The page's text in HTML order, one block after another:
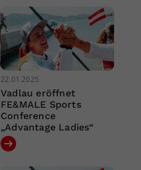
22.01.2025
Vadlau eröffnet
FE&MALE Sports
Conference
„Advantage Ladies“